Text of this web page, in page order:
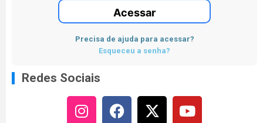
Acessar
Precisa de ajuda para acessar?
Esqueceu a senha?
Redes Sociais